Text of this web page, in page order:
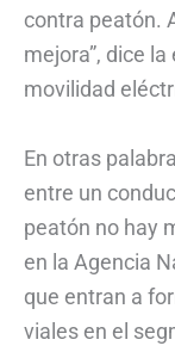
contra peatón.
mejora”, dice
movilidad
En otras
entre un
peatón no hay
en la Agencia
que entran a
viales en el